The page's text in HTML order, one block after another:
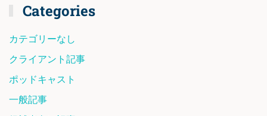
Categories
カテゴリーなし
クライアント記事
ポッドキャスト
一般記事